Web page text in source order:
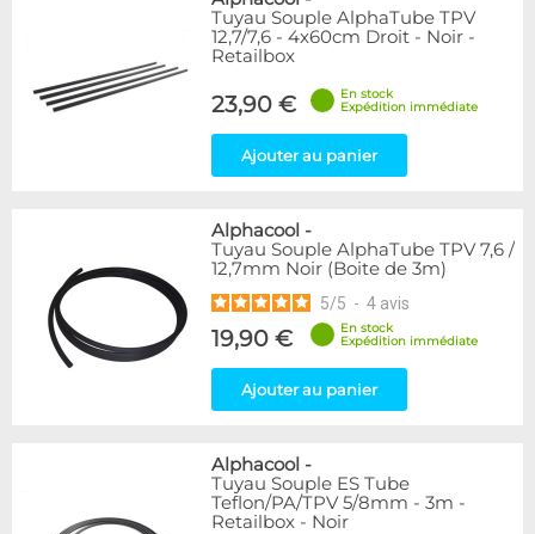
Tuyau Souple AlphaTube TPV
12,7/7,6 - 4x60cm Droit - Noir -
Retailbox
23,90 €
En stock
Expédition immédiate
Ajouter au panier
Alphacool -
Tuyau Souple AlphaTube TPV 7,6 /
12,7mm Noir (Boite de 3m)
5/5 - 4 avis
19,90 €
En stock
Expédition immédiate
Ajouter au panier
Alphacool -
Tuyau Souple ES Tube
Teflon/PA/TPV 5/8mm - 3m -
Retailbox - Noir